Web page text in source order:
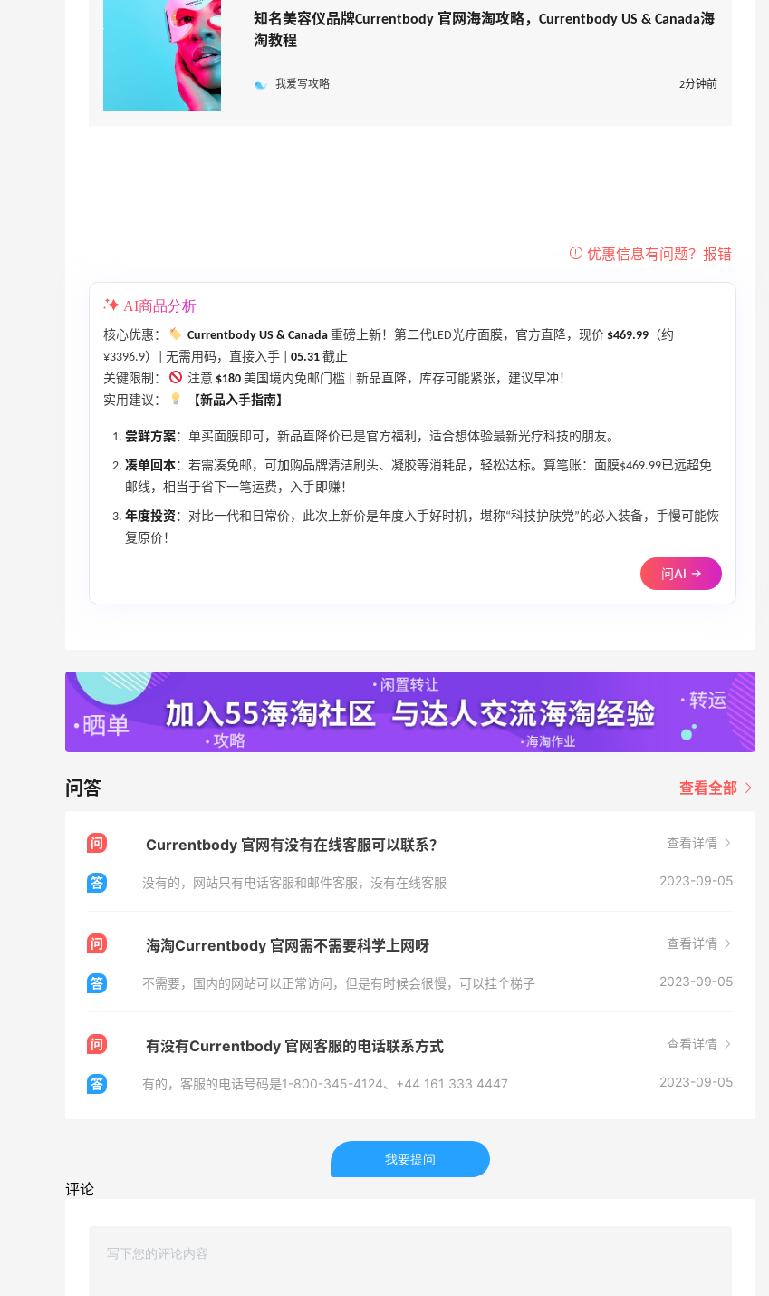
知名美容仪品牌Currentbody 官网海淘攻略，Currentbody US & Canada海
淘教程
我爱写攻略 2分钟前
AI商品分析
核心优惠： Currentbody US & Canada 重磅上新！第二代LED光疗面膜，官方直降，现价 $469.99 （约
¥3396.9）| 无需用码，直接入手 | 05.31 截止
关键限制：
注意 $180 美国境内免邮门槛 | 新品直降，库存可能紧张，建议早冲！
实用建议：
【新品入手指南】
尝鲜方案：单买面膜即可，新品直降价已是官方福利，适合想体验最新光疗科技的朋友。
凑单回本：若需凑免邮，可加购品牌清洁刷头、凝胶等消耗品，轻松达标。算笔账：面膜$469.99已远超免
邮线，相当于省下一笔运费，入手即赚！
年度投资：对比一代和日常价，此次上新价是年度入手好时机，堪称“科技护肤党”的必入装备，手慢可能恢
复原价！
问AI →
问答 查看全部
问 Currentbody 官网有没有在线客服可以联系？ 查看详情
答 没有的，网站只有电话客服和邮件客服，没有在线客服 2023-09-05
问 海淘Currentbody 官网需不需要科学上网呀 查看详情
答 不需要，国内的网站可以正常访问，但是有时候会很慢，可以挂个梯子 2023-09-05
问 有没有Currentbody 官网客服的电话联系方式 查看详情
答 有的，客服的电话号码是1-800-345-4124、+44 161 333 4447 2023-09-05
我要提问
评论
Sephora：8月美妆满赠及折扣详情汇总更
新
Harrods APAC
25天11小时
Macy's：8月好物热卖精选 时尚、美妆上
礼
Macy's
4天11小时
adidas HK：精选正价产品促销！入球
2件8折 叠加满HK$1800-100
3天23小时
Bloomingdales：时尚热卖！入手珑骧、
Tory Burch、拉夫劳伦等
185人获得返利